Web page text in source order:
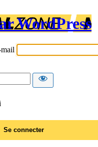
WordPress